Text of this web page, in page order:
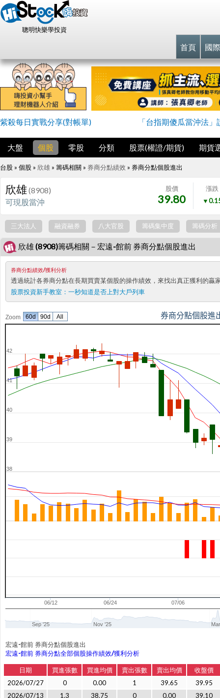
聰明快樂學投資
首頁 國
紫殺每日實戰分享(對帳單) 「台指期傻瓜當沖法
大盤 個股 零股 分類 股票(權證/期貨) 期貨
台股 » 個股 » 欣雄 » 籌碼相關 » 券商分點績效 » 券商分點個股進出
欣雄(8908)
可現股當沖
股價
39.80
漲跌
三大法人 融資融券 八大官股 籌碼集中度 籌碼分析
欣雄 (8908)籌碼相關－宏遠-館前 券商分點個股進出
券商分點績效/獲利分析
透過統計各券商分點在長期買賣某個股的操作績效，來找出真正獲利的
股票投資新手教室： 一秒知道是否上對大戶列車
Zoom 券商分點個股進
06/12 06/24 07/06
38
39
40
41
42
Sep '25 Nov '25
60d 90d All
宏遠-館前 券商分點個股進出
宏遠-館前 券商分點全部個股操作績效/獲利分析
日期 買進張數 買進均價 賣出張數 賣出均價
收盤價
2026/07/27
0 0.00 1 39.65
39.95
2026/07/13
1.3 38.75 0 0.00
39.10